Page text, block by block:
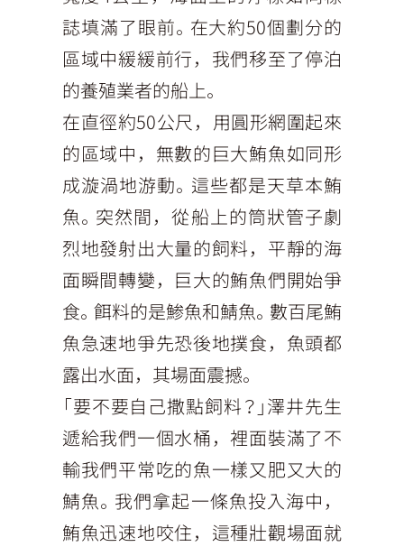
誌填滿了眼前。在大約50個劃分的
區域中緩緩前行，我們移至了停泊
的養殖業者的船上。
在直徑約50公尺，用圓形網圍起來
的區域中，無數的巨大鮪魚如同形
成漩渦地游動。這些都是天草本鮪
魚。突然間，從船上的筒狀管子劇
烈地發射出大量的飼料，平靜的海
面瞬間轉變，巨大的鮪魚們開始爭
食。餌料的是鯵魚和鯖魚。數百尾鮪
魚急速地爭先恐後地撲食，魚頭都
露出水面，其場面震撼。
「要不要自己撒點飼料？」澤井先生
遞給我們一個水桶，裡面裝滿了不
輸我們平常吃的魚一樣又肥又大的
鯖魚。我們拿起一條魚投入海中，
鮪魚迅速地咬住，這種壯觀場面就